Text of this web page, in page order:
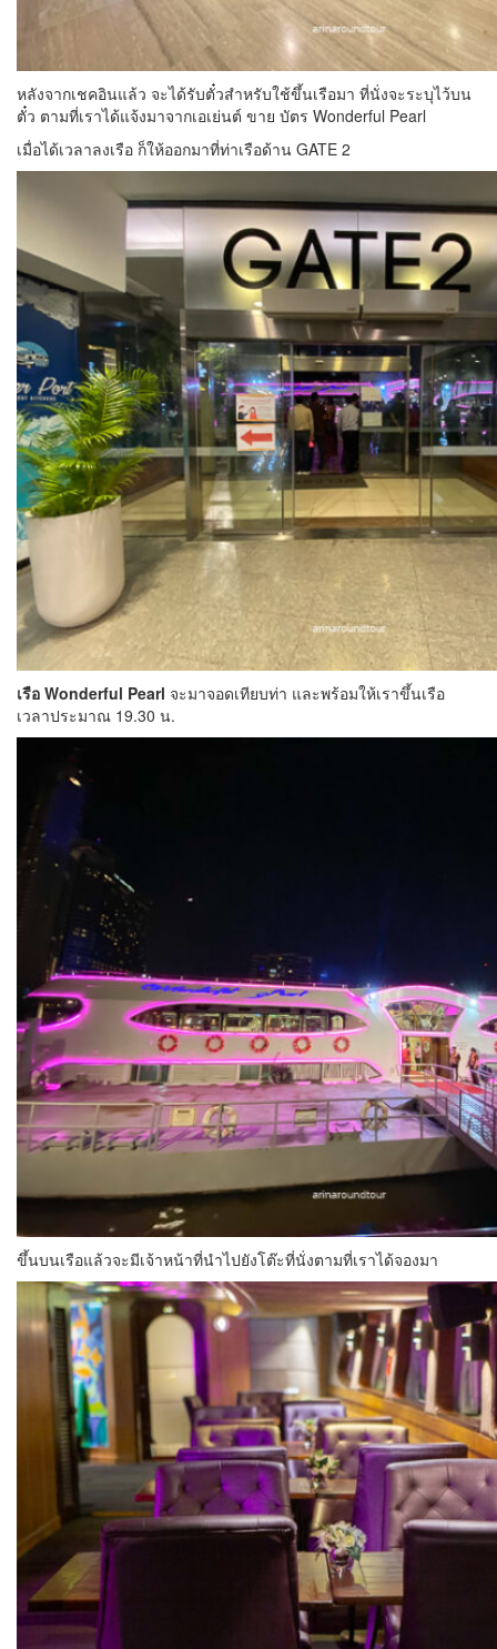
หลังจากเชคอินแล้ว จะได้รับตั๋วสำหรับใช้ขึ้นเรือมา ที่นั่งจะระบุไว้บน
ตั๋ว ตามที่เราได้แจ้งมาจากเอเย่นต์ ขาย บัตร Wonderful Pearl
เมื่อได้เวลาลงเรือ ก็ให้ออกมาที่ท่าเรือด้าน GATE 2
เรือ Wonderful Pearl จะมาจอดเทียบท่า และพร้อมให้เราขึ้นเรือ
เวลาประมาณ 19.30 น.
ขึ้นบนเรือแล้วจะมีเจ้าหน้าที่นำไปยังโต๊ะที่นั่งตามที่เราได้จองมา